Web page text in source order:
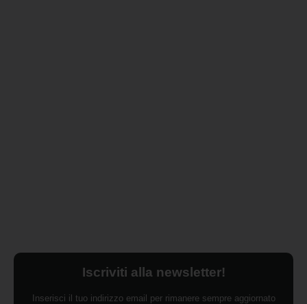
Iscriviti alla newsletter!
Inserisci il tuo indirizzo email per rimanere sempre aggiornato